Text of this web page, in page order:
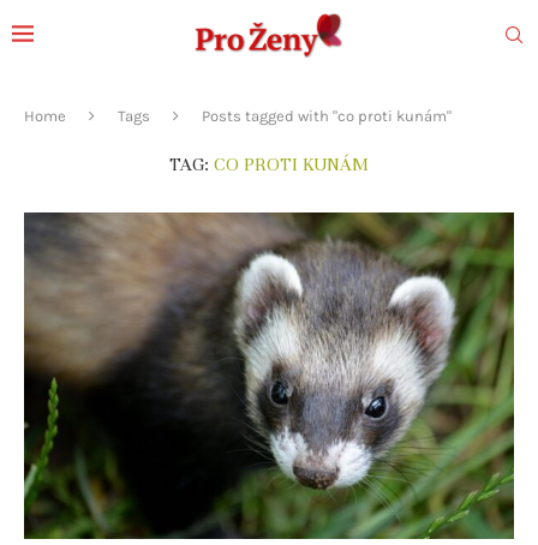
Home Tags Posts tagged with "co proti kunám"
TAG: CO PROTI KUNÁM